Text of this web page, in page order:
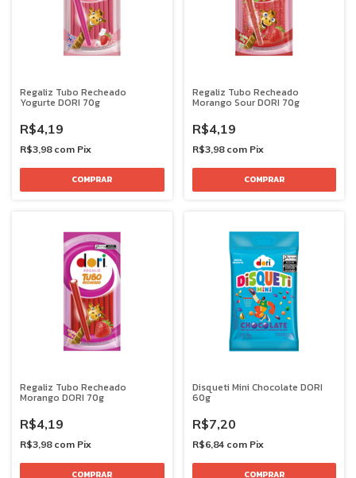
Regaliz Tubo Recheado
Yogurte DORI 70g
R$4,19
R$3,98 com Pix
Regaliz Tubo Recheado
Morango Sour DORI 70g
R$4,19
R$3,98 com Pix
Regaliz Tubo Recheado
Morango DORI 70g
R$4,19
R$3,98 com Pix
Disqueti Mini Chocolate DORI
60g
R$7,20
R$6,84 com Pix